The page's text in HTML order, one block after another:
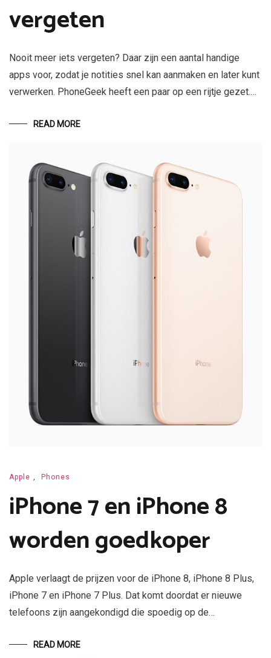
vergeten
Nooit meer iets vergeten? Daar zijn een aantal handige
apps voor, zodat je notities snel kan aanmaken en later kunt
verwerken. PhoneGeek heeft een paar op een rijtje gezet.…
READ MORE
Apple , Phones
iPhone 7 en iPhone 8
worden goedkoper
Apple verlaagt de prijzen voor de iPhone 8, iPhone 8 Plus,
iPhone 7 en iPhone 7 Plus. Dat komt doordat er nieuwe
telefoons zijn aangekondigd die spoedig op de…
READ MORE